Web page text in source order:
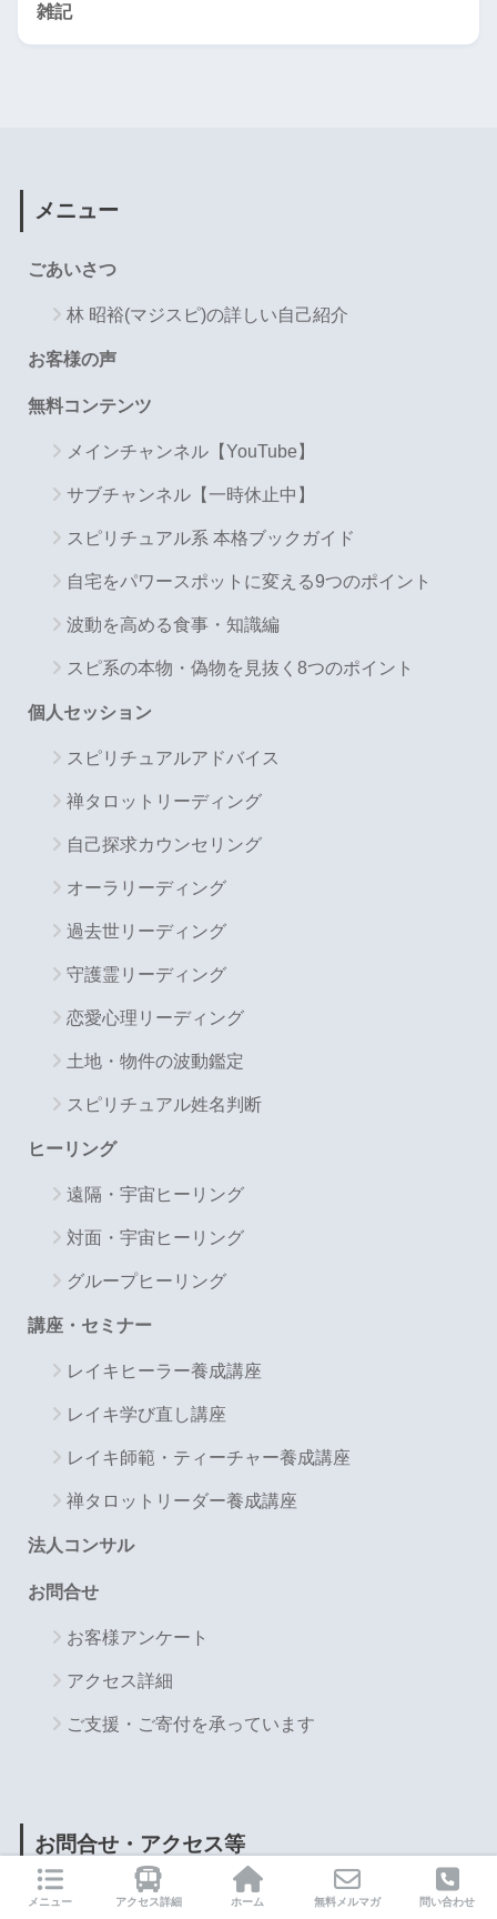
雑記
メニュー
ごあいさつ
林 昭裕(マジスピ)の詳しい自己紹介
お客様の声
無料コンテンツ
メインチャンネル【YouTube】
サブチャンネル【一時休止中】
スピリチュアル系 本格ブックガイド
自宅をパワースポットに変える9つのポイント
波動を高める食事・知識編
スピ系の本物・偽物を見抜く8つのポイント
個人セッション
スピリチュアルアドバイス
禅タロットリーディング
自己探求カウンセリング
オーラリーディング
過去世リーディング
守護霊リーディング
恋愛心理リーディング
土地・物件の波動鑑定
スピリチュアル姓名判断
ヒーリング
遠隔・宇宙ヒーリング
対面・宇宙ヒーリング
グループヒーリング
講座・セミナー
レイキヒーラー養成講座
レイキ学び直し講座
レイキ師範・ティーチャー養成講座
禅タロットリーダー養成講座
法人コンサル
お問合せ
お客様アンケート
アクセス詳細
ご支援・ご寄付を承っています
お問合せ・アクセス等
お問合せ
メニュー アクセス詳細 ホーム 無料メルマガ 問い合わせ